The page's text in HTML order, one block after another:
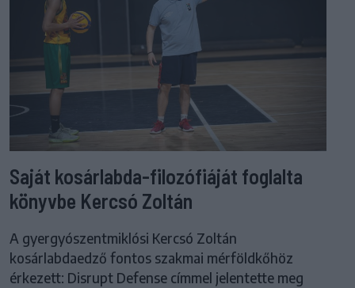
Saját kosárlabda-filozófiáját foglalta
könyvbe Kercsó Zoltán
A gyergyószentmiklósi Kercsó Zoltán
kosárlabdaedző fontos szakmai mérföldkőhöz
érkezett: Disrupt Defense címmel jelentette meg